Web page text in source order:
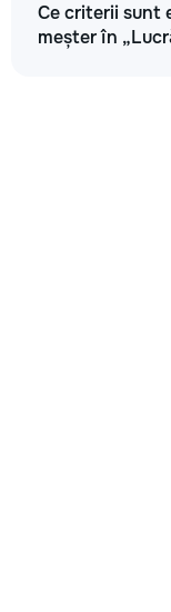
Ce criterii sunt
meșter în